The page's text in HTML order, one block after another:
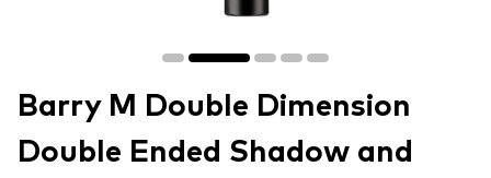
Barry M Double Dimension
Double Ended Shadow and